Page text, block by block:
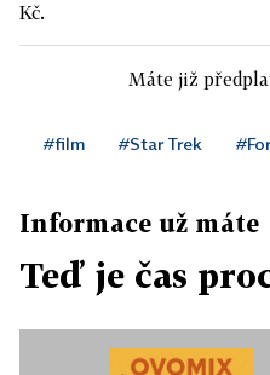
Kč.
Máte již
#film #Star Trek
Informace už máte
Teď je čas